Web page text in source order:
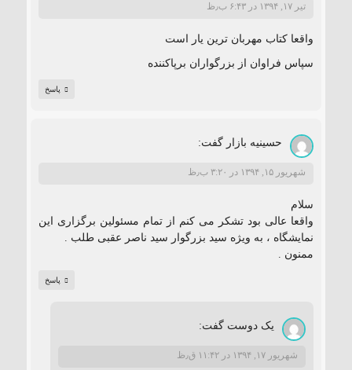
تیر ۱۷, ۱۳۹۴ در ۶:۴۳ ب٫ظ
واقعا کتاب مهربان ترین یار است
سپاس فراوان از بزرگواران برپاکننده
پاسخ
حسینیه بازار گفت:
شهریور ۱۵, ۱۳۹۴ در ۳:۲۰ ب٫ظ
سلام
واقعا عالی بود تشکر می کنم از تمام مسئولین برگزاری این
نمایشگاه ، به ویژه سید بزرگوار سید ناصر عقبی طلب .
ممنون .
پاسخ
یک دوست گفت:
شهریور ۱۷, ۱۳۹۴ در ۱۱:۴۲ ق٫ظ